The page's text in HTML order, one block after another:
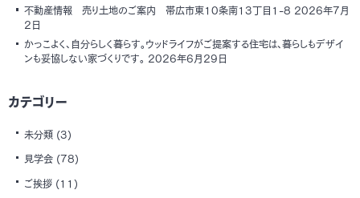
不動産情報 売り土地のご案内 帯広市東10条南13丁目1-8 2026年7月
2日
かっこよく、自分らしく暮らす。ウッドライフがご提案する住宅は、暮らしもデザイ
ンも妥協しない家づくりです。 2026年6月29日
カテゴリー
未分類 (3)
見学会 (78)
ご挨拶 (11)